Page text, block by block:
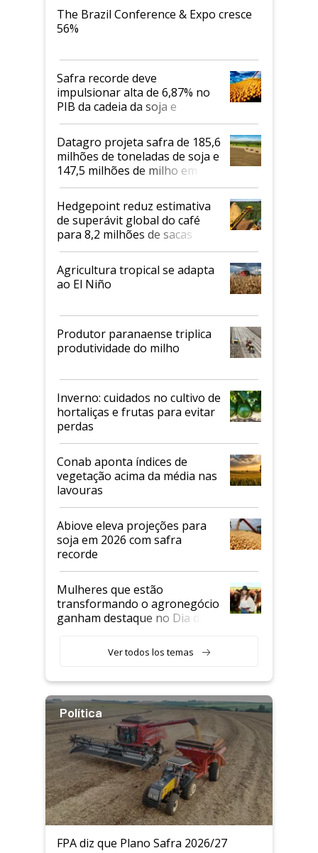
The Brazil Conference & Expo cresce
56%
Safra recorde deve
impulsionar alta de 6,87% no
PIB da cadeia da soja e
biodiesel em 2026
Datagro projeta safra de 185,6
milhões de toneladas de soja e
147,5 milhões de milho em
2026/27
Hedgepoint reduz estimativa
de superávit global do café
para 8,2 milhões de sacas
Agricultura tropical se adapta
ao El Niño
Produtor paranaense triplica
produtividade do milho
Inverno: cuidados no cultivo de
hortaliças e frutas para evitar
perdas
Conab aponta índices de
vegetação acima da média nas
lavouras
Abiove eleva projeções para
soja em 2026 com safra
recorde
Mulheres que estão
transformando o agronegócio
ganham destaque no Dia do
Ver todos los temas
Política
FPA diz que Plano Safra 2026/27